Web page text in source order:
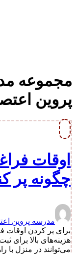
مجموعه
پروین
اوقات
چگونه پر
مدرسه پروین
برای پر کردن اوقات
هزینه‌های بالا برای
می‌توانند در منزل با